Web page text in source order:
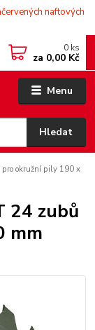
naftových
Menu
Hledat
0 ks
za 0,00 Kč
pro okružní pily 190 x
24 zubů
mm